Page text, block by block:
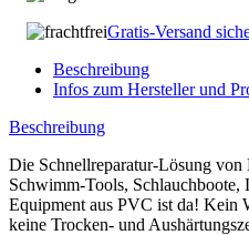
Gratis-Versand
Beschreibung
Infos zum Hersteller und
Beschreibung
Die Schnellreparatur-Lösung
Schwimm-Tools, Schlauchboote,
Equipment aus PVC ist da! Kein
keine Trocken- und